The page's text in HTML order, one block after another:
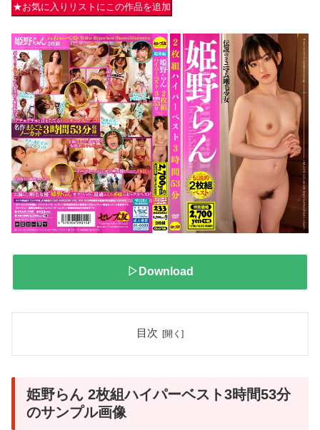
★お気に入りリストにこの作品を追加
▷Download
目次
姫野らん 2枚組ハイパーベスト3時間53分
のサンプル画像